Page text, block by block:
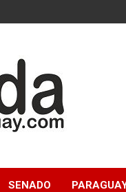
SENADO